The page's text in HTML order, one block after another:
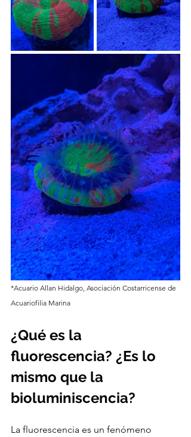
*Acuario Allan Hidalgo, Asociación Costarricense de
Acuariofilia Marina
¿Qué es la
fluorescencia? ¿Es lo
mismo que la
bioluminiscencia?
La fluorescencia es un fenómeno